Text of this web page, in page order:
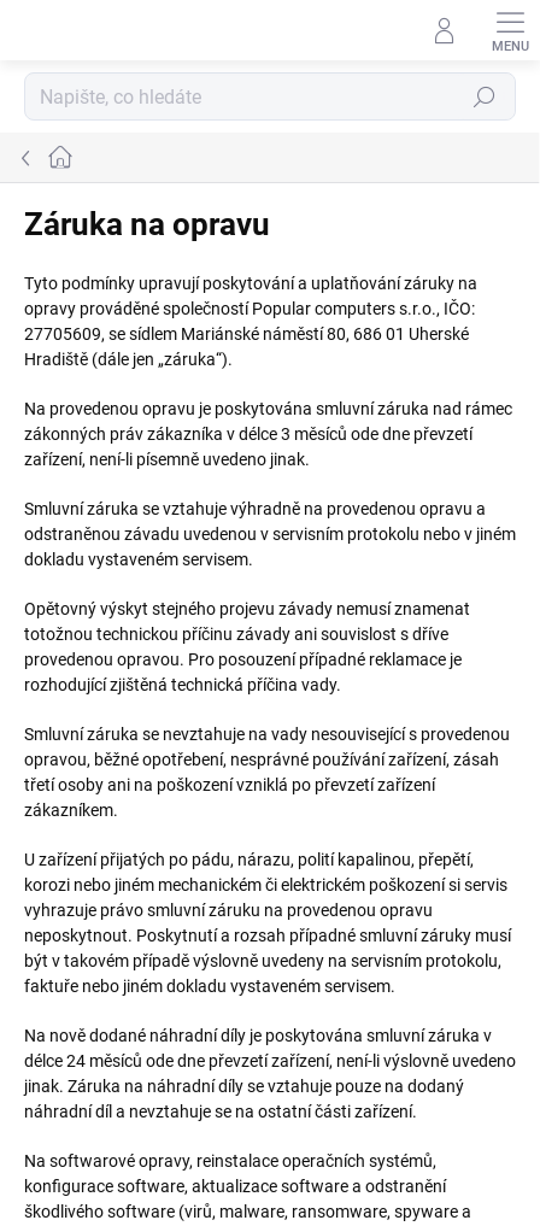
Hledat
Domů
Záruka na opravu
Tyto podmínky upravují poskytování a uplatňování záruky na
opravy prováděné společností Popular computers s.r.o., IČO:
27705609, se sídlem Mariánské náměstí 80, 686 01 Uherské
Hradiště (dále jen „záruka“).
Na provedenou opravu je poskytována smluvní záruka nad rámec
zákonných práv zákazníka v délce 3 měsíců ode dne převzetí
zařízení, není-li písemně uvedeno jinak.
Smluvní záruka se vztahuje výhradně na provedenou opravu a
odstraněnou závadu uvedenou v servisním protokolu nebo v jiném
dokladu vystaveném servisem.
Opětovný výskyt stejného projevu závady nemusí znamenat
totožnou technickou příčinu závady ani souvislost s dříve
provedenou opravou. Pro posouzení případné reklamace je
rozhodující zjištěná technická příčina vady.
Smluvní záruka se nevztahuje na vady nesouvisející s provedenou
opravou, běžné opotřebení, nesprávné používání zařízení, zásah
třetí osoby ani na poškození vzniklá po převzetí zařízení
zákazníkem.
U zařízení přijatých po pádu, nárazu, polití kapalinou, přepětí,
korozi nebo jiném mechanickém či elektrickém poškození si servis
vyhrazuje právo smluvní záruku na provedenou opravu
neposkytnout. Poskytnutí a rozsah případné smluvní záruky musí
být v takovém případě výslovně uvedeny na servisním protokolu,
faktuře nebo jiném dokladu vystaveném servisem.
Na nově dodané náhradní díly je poskytována smluvní záruka v
délce 24 měsíců ode dne převzetí zařízení, není-li výslovně uvedeno
jinak. Záruka na náhradní díly se vztahuje pouze na dodaný
náhradní díl a nevztahuje se na ostatní části zařízení.
Na softwarové opravy, reinstalace operačních systémů,
konfigurace software, aktualizace software a odstranění
škodlivého software (virů, malware, ransomware, spyware a